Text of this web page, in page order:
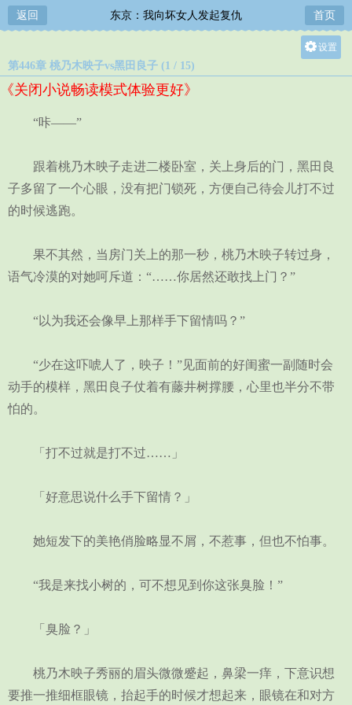
返回 东京：我向坏女人发起复仇 首页
设置
第446章 桃乃木映子vs黑田良子 (1 / 15)
《关闭小说畅读模式体验更好》
“咔——”
跟着桃乃木映子走进二楼卧室，关上身后的门，黑田良
子多留了一个心眼，没有把门锁死，方便自己待会儿打不过
的时候逃跑。
果不其然，当房门关上的那一秒，桃乃木映子转过身，
语气冷漠的对她呵斥道：“……你居然还敢找上门？”
“以为我还会像早上那样手下留情吗？”
“少在这吓唬人了，映子！”见面前的好闺蜜一副随时会
动手的模样，黑田良子仗着有藤井树撑腰，心里也半分不带
怕的。
「打不过就是打不过……」
「好意思说什么手下留情？」
她短发下的美艳俏脸略显不屑，不惹事，但也不怕事。
“我是来找小树的，可不想见到你这张臭脸！”
「臭脸？」
桃乃木映子秀丽的眉头微微蹙起，鼻梁一痒，下意识想
要推一推细框眼镜，抬起手的时候才想起来，眼镜在和对方